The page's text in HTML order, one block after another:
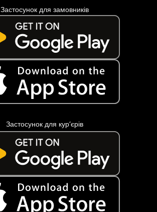
Застосунок для замовників
Застосунок для кур’єрів